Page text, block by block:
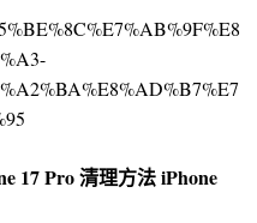
17 Pro清理方法iPhone